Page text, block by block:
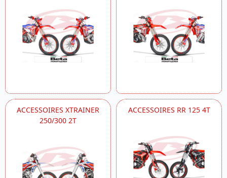
ACCESSOIRES XTRAINER
250/300 2T
ACCESSOIRES RR 125 4T